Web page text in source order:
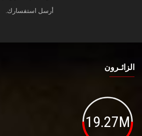
أرسل استفسارك.
الزائـرون
19.27M